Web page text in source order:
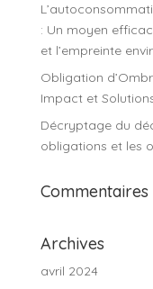
: Un moyen
et l’empreinte
Obligation
Impact et
Décryptage du
obligations et les
Commentaires
Archives
avril 2024